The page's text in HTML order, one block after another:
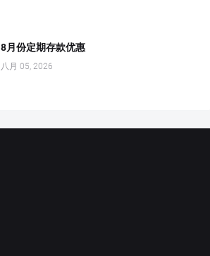
8月份定期存款优惠
八月 05, 2026